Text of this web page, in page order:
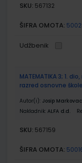
SKU: 567132
ŠIFRA OMOTA:
Udžbenik
MATEMATIKA 3; 1.
razred osnovne škole
Autor(i): Josip Markovac
Nakladnik: ALFA d.d.
SKU: 567159
ŠIFRA OMOTA: